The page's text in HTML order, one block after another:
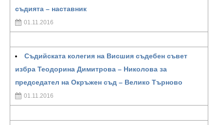
съдията – наставник
01.11.2016
Съдийската колегия на Висшия съдебен съвет
избра Теодорина Димитрова – Николова за
председател на Окръжен съд – Велико Търново
01.11.2016